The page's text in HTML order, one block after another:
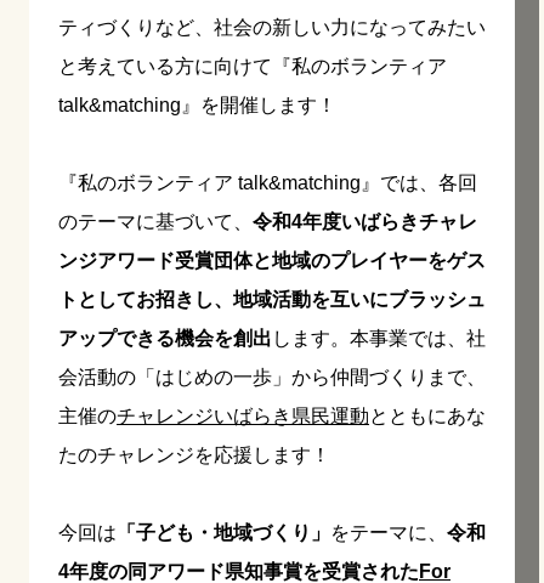
ティづくりなど、社会の新しい力になってみたい
と考えている方に向けて『私のボランティア
talk&matching』を開催します！
『私のボランティア talk&matching』では、各回
のテーマに基づいて、 令和4年度いばらきチャレ
ンジアワード受賞団体と地域のプレイヤーをゲス
トとしてお招きし、地域活動を互いにブラッシュ
アップできる機会を創出 します。本事業では、社
会活動の「はじめの一歩」から仲間づくりまで、
主催のチャレンジいばらき県民運動とともにあな
たのチャレンジを応援します！
今回は 「子ども・地域づくり」 をテーマに、 令和
4年度の同アワード県知事賞を受賞された For